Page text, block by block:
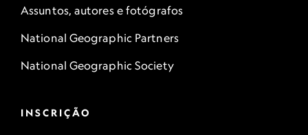
Assuntos, autores e fotógrafos
National Geographic Partners
National Geographic Society
INSCRIÇÃO